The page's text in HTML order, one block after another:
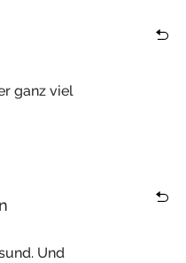
ganz viel
Und